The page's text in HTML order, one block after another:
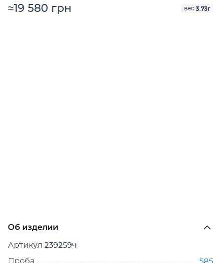
Об изделии
Артикул 239259ч
Проба
≈19 580 грн вес:3.73г